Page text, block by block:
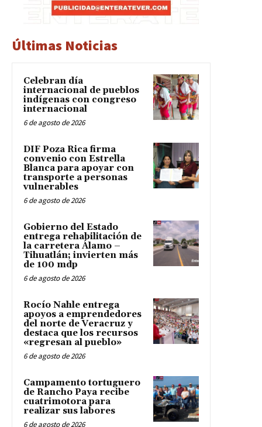
Últimas Noticias
Celebran día
internacional de pueblos
indígenas con congreso
internacional
6 de agosto de 2026
DIF Poza Rica firma
convenio con Estrella
Blanca para apoyar con
transporte a personas
vulnerables
6 de agosto de 2026
Gobierno del Estado
entrega rehabilitación de
la carretera Álamo –
Tihuatlán; invierten más
de 100 mdp
6 de agosto de 2026
Rocío Nahle entrega
apoyos a emprendedores
del norte de Veracruz y
destaca que los recursos
«regresan al pueblo»
6 de agosto de 2026
Campamento tortuguero
de Rancho Paya recibe
cuatrimotora para
realizar sus labores
6 de agosto de 2026